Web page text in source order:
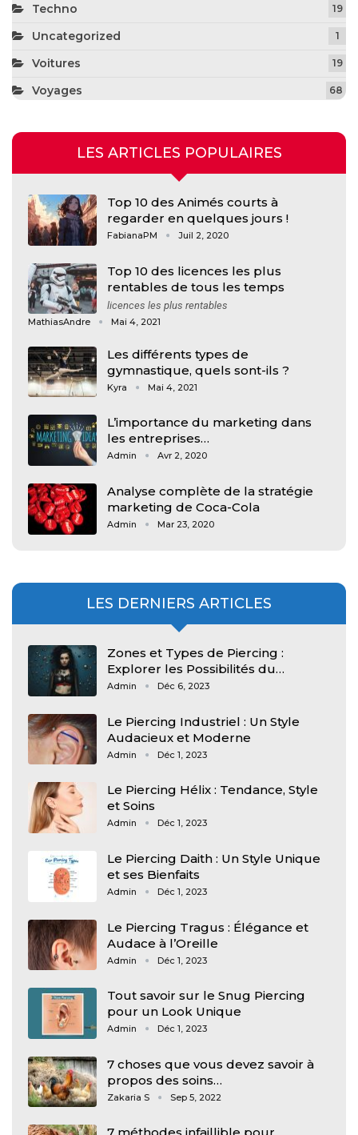
Techno 19
Uncategorized 1
Voitures 19
Voyages 68
LES ARTICLES POPULAIRES
Top 10 des Animés courts à
regarder en quelques jours !
FabianaPM Juil 2, 2020
Top 10 des licences les plus
rentables de tous les temps
licences les plus rentables
MathiasAndre Mai 4, 2021
Les différents types de
gymnastique, quels sont-ils ?
Kyra Mai 4, 2021
L’importance du marketing dans
les entreprises…
Admin Avr 2, 2020
Analyse complète de la stratégie
marketing de Coca-Cola
Admin Mar 23, 2020
LES DERNIERS ARTICLES
Zones et Types de Piercing :
Explorer les Possibilités du…
Admin Déc 6, 2023
Le Piercing Industriel : Un Style
Audacieux et Moderne
Admin Déc 1, 2023
Le Piercing Hélix : Tendance, Style
et Soins
Admin Déc 1, 2023
Le Piercing Daith : Un Style Unique
et ses Bienfaits
Admin Déc 1, 2023
Le Piercing Tragus : Élégance et
Audace à l’Oreille
Admin Déc 1, 2023
Tout savoir sur le Snug Piercing
pour un Look Unique
Admin Déc 1, 2023
7 choses que vous devez savoir à
propos des soins…
Zakaria S Sep 5, 2022